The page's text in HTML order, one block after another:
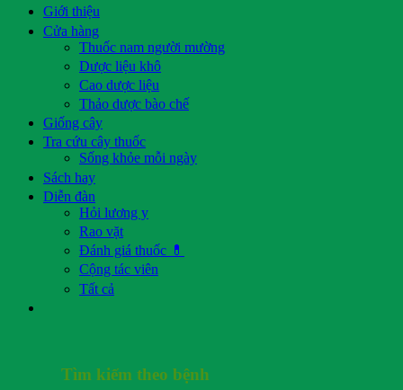
Giới thiệu
Cửa hàng
Thuốc nam người mường
Dược liệu khô
Cao dược liệu
Thảo dược bào chế
Giống cây
Tra cứu cây thuốc
Sống khỏe mỗi ngày
Sách hay
Diễn đàn
Hỏi lương y
Rao vặt
Đánh giá thuốc 💊
Cộng tác viên
Tất cả
Tìm kiếm theo bệnh